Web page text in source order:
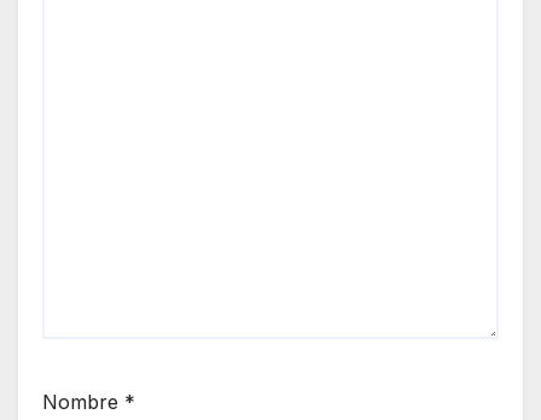
Nombre *